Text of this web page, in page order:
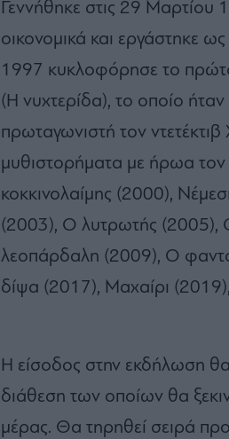
Γεννήθηκε στις 29
οικονομικά και εργάστηκε
1997 κυκλοφόρησε το
(Η νυχτερίδα), το οποίο
πρωταγωνιστή τον
μυθιστορήματα με ήρωα
κοκκινολαίμης (2000),
(2003), Ο λυτρωτής (2005),
λεοπάρδαλη (2009), Ο
δίψα (2017), Μαχαίρι
Η είσοδος στην εκδήλωση θα
διάθεση των οποίων θα
μέρας. Θα τηρηθεί σειρά